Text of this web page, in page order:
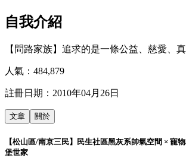
自我介紹
【問路家族】追求的是一條公益、慈愛、真
人氣： 484,879
註冊日期： 2010年04月26日
文章 關於
【松山區/南京三民】民生社區黑灰系帥氣空間 × 寵
堡世家